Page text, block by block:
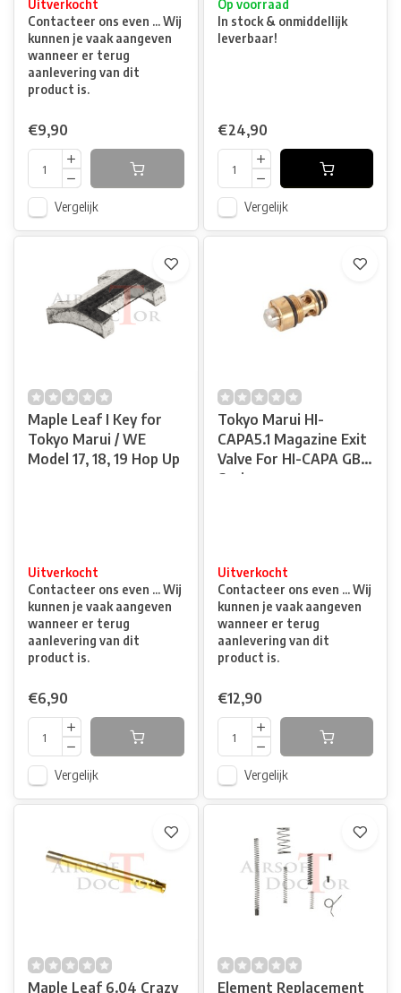
Uitverkocht
Contacteer ons even ... Wij
kunnen je vaak aangeven
wanneer er terug
aanlevering van dit
product is.
€9,90
Vergelijk
Op voorraad
In stock & onmiddellijk
leverbaar!
€24,90
Vergelijk
Maple Leaf I Key for
Tokyo Marui / WE
Model 17, 18, 19 Hop Up
Uitverkocht
Contacteer ons even ... Wij
kunnen je vaak aangeven
wanneer er terug
aanlevering van dit
product is.
€6,90
Vergelijk
Tokyo Marui HI-
CAPA5.1 Magazine Exit
Valve For HI-CAPA GBB
Series
Uitverkocht
Contacteer ons even ... Wij
kunnen je vaak aangeven
wanneer er terug
aanlevering van dit
product is.
€12,90
Vergelijk
Maple Leaf 6.04 Crazy Element Replacement